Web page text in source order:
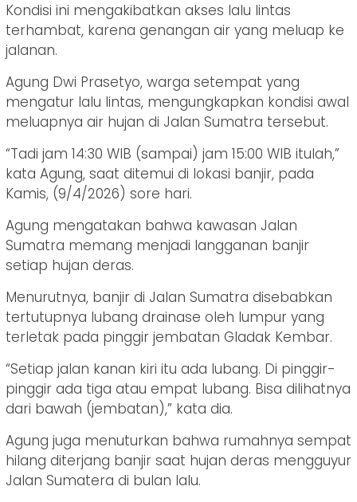
Kondisi ini mengakibatkan akses lalu lintas
terhambat, karena genangan air yang meluap ke
jalanan.
Agung Dwi Prasetyo, warga setempat yang
mengatur lalu lintas, mengungkapkan kondisi awal
meluapnya air hujan di Jalan Sumatra tersebut.
“Tadi jam 14:30 WIB (sampai) jam 15:00 WIB itulah,”
kata Agung, saat ditemui di lokasi banjir, pada
Kamis, (9/4/2026) sore hari.
Agung mengatakan bahwa kawasan Jalan
Sumatra memang menjadi langganan banjir
setiap hujan deras.
Menurutnya, banjir di Jalan Sumatra disebabkan
tertutupnya lubang drainase oleh lumpur yang
terletak pada pinggir jembatan Gladak Kembar.
“Setiap jalan kanan kiri itu ada lubang. Di pinggir-
pinggir ada tiga atau empat lubang. Bisa dilihatnya
dari bawah (jembatan),” kata dia.
Agung juga menuturkan bahwa rumahnya sempat
hilang diterjang banjir saat hujan deras mengguyur
Jalan Sumatera di bulan lalu.